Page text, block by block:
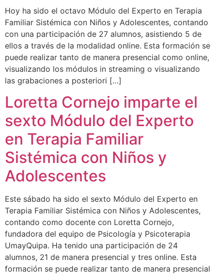
Hoy ha sido el octavo Módulo del Experto en Terapia
Familiar Sistémica con Niños y Adolescentes, contando
con una participación de 27 alumnos, asistiendo 5 de
ellos a través de la modalidad online. Esta formación se
puede realizar tanto de manera presencial como online,
visualizando los módulos in streaming o visualizando
las grabaciones a posteriori […]
Loretta Cornejo imparte el
sexto Módulo del Experto
en Terapia Familiar
Sistémica con Niños y
Adolescentes
Este sábado ha sido el sexto Módulo del Experto en
Terapia Familiar Sistémica con Niños y Adolescentes,
contando como docente con Loretta Cornejo,
fundadora del equipo de Psicología y Psicoterapia
UmayQuipa. Ha tenido una participación de 24
alumnos, 21 de manera presencial y tres online. Esta
formación se puede realizar tanto de manera presencial